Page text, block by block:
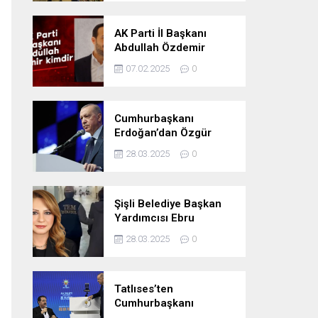
AK Parti İl Başkanı
Abdullah Özdemir
kimdir
07.02.2025 0
Cumhurbaşkanı
Erdoğan’dan Özgür
Özel’e tepki: ‘Siyasi
mandacılık talep ediyor’
28.03.2025 0
Şişli Belediye Başkan
Yardımcısı Ebru
Özdemir tutuklandı
28.03.2025 0
Tatlıses’ten
Cumhurbaşkanı